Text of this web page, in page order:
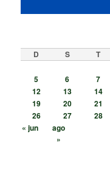
D S T
5
6 7
12
13 14
19
20 21
26
27 28
« jun
ago
»